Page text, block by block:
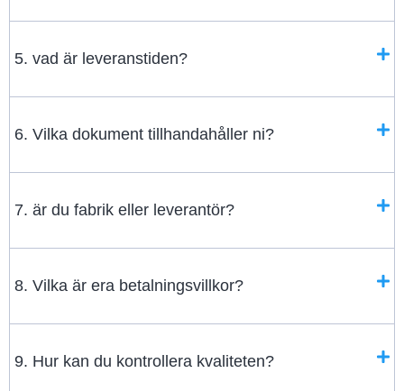
5. vad är leveranstiden?
6. Vilka dokument tillhandahåller ni?
7. är du fabrik eller leverantör?
8. Vilka är era betalningsvillkor?
9. Hur kan du kontrollera kvaliteten?